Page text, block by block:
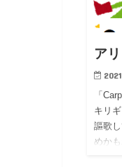
ア
「
キリ
謳歌
めか